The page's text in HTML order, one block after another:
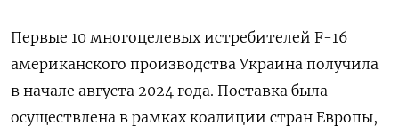
Первые 10 многоцелевых истребителей F-16
американского производства Украина получила
в начале августа 2024 года. Поставка была
осуществлена в рамках коалиции стран Европы,